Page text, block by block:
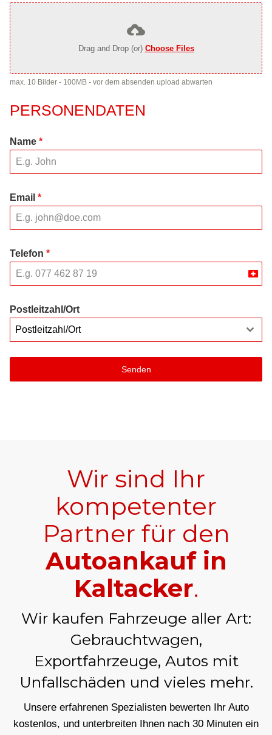
Drag and Drop (or) Choose Files
max. 10 Bilder - 100MB - vor dem absenden upload abwarten
PERSONENDATEN
Name *
Email *
Telefon *
Postleitzahl/Ort
Postleitzahl/Ort
Senden
Wir sind Ihr
kompetenter
Partner für den
Autoankauf in
Kaltacker.
Wir kaufen Fahrzeuge aller Art:
Gebrauchtwagen,
Exportfahrzeuge, Autos mit
Unfallschäden und vieles mehr.
Unsere erfahrenen Spezialisten bewerten Ihr Auto
kostenlos, und unterbreiten Ihnen nach 30 Minuten ein